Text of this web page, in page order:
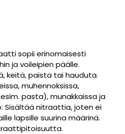
sopii erinomaisesti
ja voileipien päälle.
keitä, paista tai hauduta.
muhennoksissa,
pasta), munakkaissa ja
Sisältää nitraattia, joten ei
lapsille suurina määrinä.